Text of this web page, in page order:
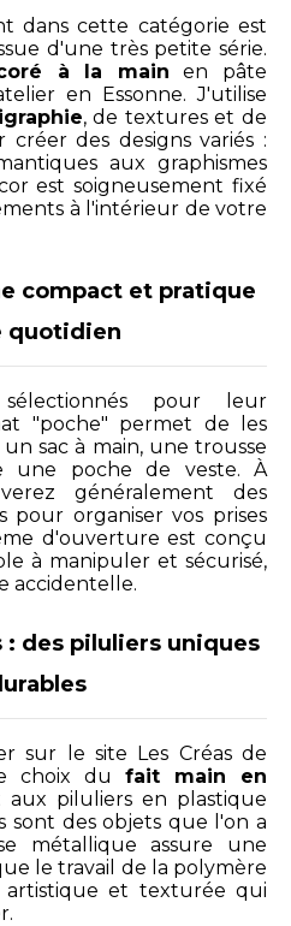
dans cette catégorie est
d'une très petite série.
à la main en pâte
en Essonne. J'utilise
, de textures et de
des designs variés :
aux graphismes
est soigneusement fixé
à l'intérieur de votre
compact et pratique
quotidien
pour leur
"poche" permet de les
sac à main, une trousse
une poche de veste. À
généralement des
pour organiser vos prises
d'ouverture est conçu
à manipuler et sécurisé,
accidentelle.
: des piluliers uniques
sur le site Les Créas de
choix du fait main en
aux piluliers en plastique
sont des objets que l'on a
métallique assure une
le travail de la polymère
et texturée qui